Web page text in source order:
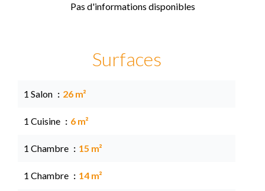
Pas d'informations disponibles
Surfaces
1 Salon 26 m²
1 Cuisine 6 m²
1 Chambre 15 m²
1 Chambre 14 m²